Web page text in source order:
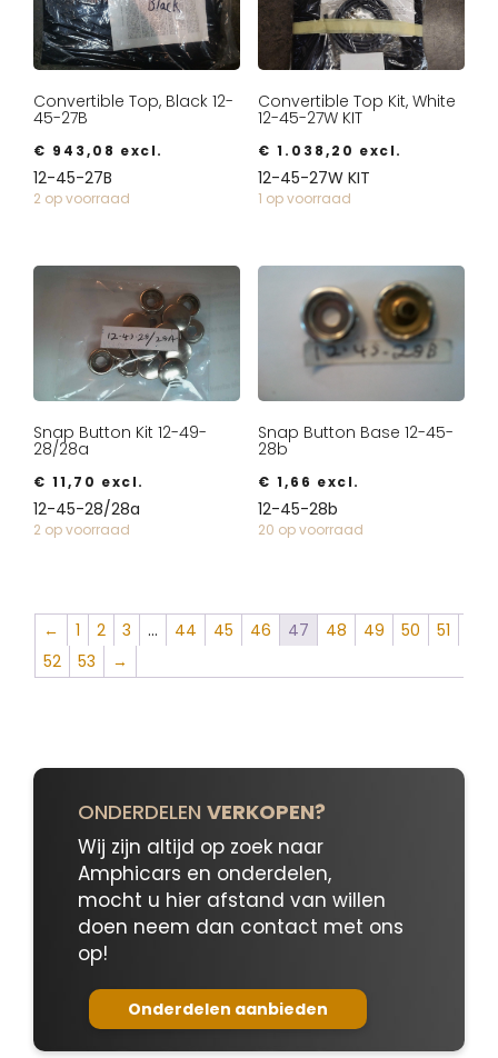
Convertible Top, Black 12-
45-27B
€ 943,08 excl.
12-45-27B
2 op voorraad
Convertible Top Kit, White
12-45-27W KIT
€ 1.038,20 excl.
12-45-27W KIT
1 op voorraad
Snap Button Kit 12-49-
28/28a
€ 11,70 excl.
12-45-28/28a
2 op voorraad
Snap Button Base 12-45-
28b
€ 1,66 excl.
12-45-28b
20 op voorraad
← 1 2 3 … 44 45 46 47 48 49 50
51
52
53 →
ONDERDELEN VERKOPEN?
Wij zijn altijd op zoek naar
Amphicars en onderdelen,
mocht u hier afstand van willen
doen neem dan contact met ons
op!
Onderdelen aanbieden